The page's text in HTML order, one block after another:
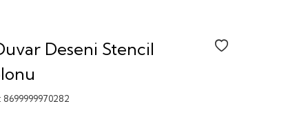
Deseni Stencil
: 8699999970282